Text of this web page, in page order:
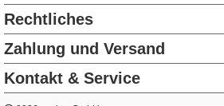
Rechtliches
Zahlung und Versand
Kontakt & Service